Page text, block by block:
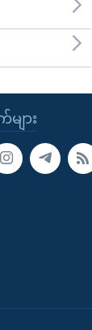
ျား